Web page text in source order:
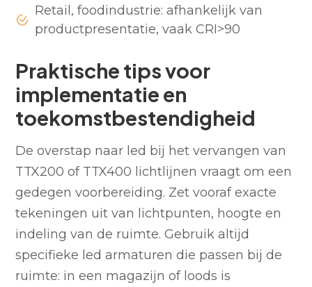
Retail, foodindustrie: afhankelijk van
productpresentatie, vaak CRI>90
Praktische tips voor
implementatie en
toekomstbestendigheid
De overstap naar led bij het vervangen van
TTX200 of TTX400 lichtlijnen vraagt om een
gedegen voorbereiding. Zet vooraf exacte
tekeningen uit van lichtpunten, hoogte en
indeling van de ruimte. Gebruik altijd
specifieke led armaturen die passen bij de
ruimte: in een magazijn of loods is